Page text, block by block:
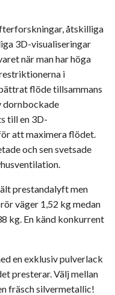
åtskilliga
3D-visualiseringar
när man har höga
i
flöde tillsammans
dornbockade
till en 3D-
att maximera flödet.
och sen svetsade
prestandalyft men
väger 1,52 kg medan
kg. En känd konkurrent
en exklusiv pulverlack
presterar. Välj mellan
fräsch silvermetallic!